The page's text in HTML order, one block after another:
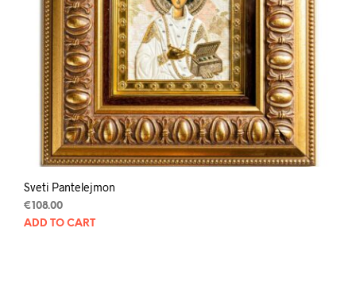
Sveti Pantelejmon
€ 108.00
ADD TO CART